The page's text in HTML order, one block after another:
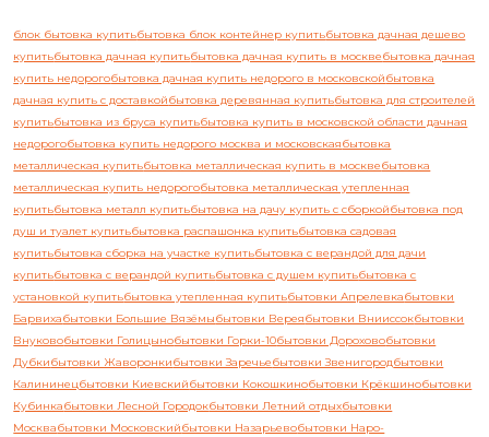
блок бытовка купитьбытовка блок контейнер купитьбытовка дачная дешево
купитьбытовка дачная купитьбытовка дачная купить в москвебытовка дачная
купить недорогобытовка дачная купить недорого в московскойбытовка
дачная купить с доставкойбытовка деревянная купитьбытовка для строителей
купитьбытовка из бруса купитьбытовка купить в московской области дачная
недорогобытовка купить недорого москва и московскаябытовка
металлическая купитьбытовка металлическая купить в москвебытовка
металлическая купить недорогобытовка металлическая утепленная
купитьбытовка металл купитьбытовка на дачу купить с сборкойбытовка под
душ и туалет купитьбытовка распашонка купитьбытовка садовая
купитьбытовка сборка на участке купитьбытовка с верандой для дачи
купитьбытовка с верандой купитьбытовка с душем купитьбытовка с
установкой купитьбытовка утепленная купитьбытовки Апрелевкабытовки
Барвихабытовки Большие Вязёмыбытовки Вереябытовки Внииссокбытовки
Внуковобытовки Голицынобытовки Горки-10бытовки Дороховобытовки
Дубкибытовки Жаворонкибытовки Заречьебытовки Звенигородбытовки
Калининецбытовки Киевскийбытовки Кокошкинобытовки Крёкшинобытовки
Кубинкабытовки Лесной Городокбытовки Летний отдыхбытовки
Москвабытовки Московскийбытовки Назарьевобытовки Наро-